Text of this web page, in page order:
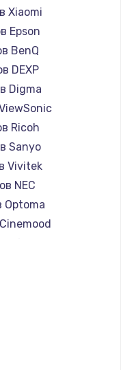
Xiaomi
Epson
BenQ
DEXP
Digma
Ricoh
Sanyo
Vivitek
NEC
Optoma
Barco
Xgimi
Canon
JVC
Casio
Hiper